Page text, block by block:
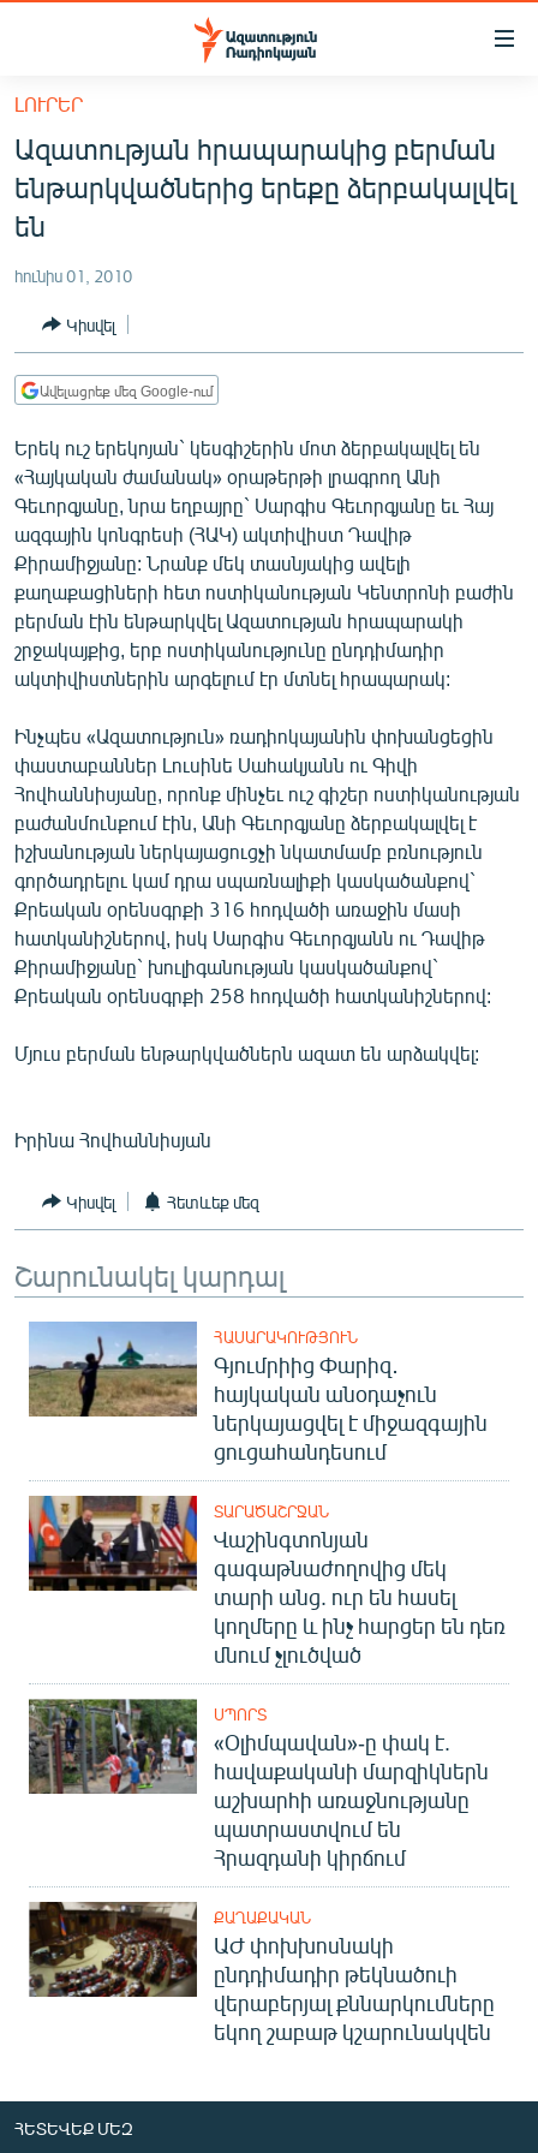
Մատչելիության
հիմնական
բովանդակությանը
Անցնել
հիմնական
մենյուին
ՀԱՅԱՍՏԱՆ
ՔԱՂԱՔԱԿԱՆ
ՀԱՍԱՐԱԿՈՒԹՅՈՒՆ
ՏՆՏԵՍՈՒԹՅՈՒՆ
ՊԱՏԵՐԱԶՄԻ 6 ՇԱԲԱԹՆԵՐԸ
ՏԱՐԱԾԱՇՐՋԱՆ
ՄԻՋԱԶԳԱՅԻՆ
ՄՇԱԿՈՒՅԹ
ՍՊՈՐՏ
ՄԵԿՆԱԲԱՆՈՒԹՅՈՒՆ
ՏՏ ԵՒ ԻՆՏԵՐՆԵՏ
ԿՈՐՈՆԱՎԻՐՈՒՍ
ԱՐԽԻՎ
ՏԵՍԱՆՅՈՒԹԵՐ
ԲԱՆԱՎԵՃ
ՁԳՏԵԼՈՎ ԼԱՎԱԳՈՒՅՆԻՆ
ՓՈԴՔԱՍԹ
Հայերեն
Русский
ՀԵՏԵՎԵՔ ՄԵԶ
«Ազատության» բոլոր կայքերը
ԼՈՒՐԵՐ
Ազատության հրապարակից բերման
ենթարկվածներից երեքը ձերբակալվել
են
հունիս 01, 2010
Կիսվել
Ավելացրեք մեզ Google-ում
Երեկ ուշ երեկոյան` կեսգիշերին մոտ ձերբակալվել են
«Հայկական ժամանակ» օրաթերթի լրագրող Անի
Գեւորգյանը, նրա եղբայրը` Սարգիս Գեւորգյանը եւ Հայ
ազգային կոնգրեսի (ՀԱԿ) ակտիվիստ Դավիթ
Քիրամիջյանը: Նրանք մեկ տասնյակից ավելի
քաղաքացիների հետ ոստիկանության Կենտրոնի բաժին
բերման էին ենթարկվել Ազատության հրապարակի
շրջակայքից, երբ ոստիկանությունը ընդդիմադիր
ակտիվիստներին արգելում էր մտնել հրապարակ:
Ինչպես «Ազատություն» ռադիոկայանին փոխանցեցին
փաստաբաններ Լուսինե Սահակյանն ու Գիվի
Հովհաննիսյանը, որոնք մինչեւ ուշ գիշեր ոստիկանության
բաժանմունքում էին, Անի Գեւորգյանը ձերբակալվել է
իշխանության ներկայացուցչի նկատմամբ բռնություն
գործադրելու կամ դրա սպառնալիքի կասկածանքով`
Քրեական օրենսգրքի 316 հոդվածի առաջին մասի
հատկանիշներով, իսկ Սարգիս Գեւորգյանն ու Դավիթ
Քիրամիջյանը` խուլիգանության կասկածանքով`
Քրեական օրենսգրքի 258 հոդվածի հատկանիշներով:
Մյուս բերման ենթարկվածներն ազատ են արձակվել:
Իրինա Հովհաննիսյան
Կիսվել Հետևեք մեզ
Շարունակել կարդալ
ՀԱՍԱՐԱԿՈՒԹՅՈՒՆ
Գյումրիից Փարիզ․
հայկական անօդաչուն
ներկայացվել է միջազգային
ցուցահանդեսում
ՏԱՐԱԾԱՇՐՋԱՆ
Վաշինգտոնյան
գագաթնաժողովից մեկ
տարի անց. ուր են հասել
կողմերը և ինչ հարցեր են դեռ
մնում չլուծված
ՍՊՈՐՏ
«Օլիմպավան»-ը փակ է.
հավաքականի մարզիկներն
աշխարհի առաջնությանը
պատրաստվում են
Հրազդանի կիրճում
ՔԱՂԱՔԱԿԱՆ
ԱԺ փոխխոսնակի
ընդդիմադիր թեկնածուի
վերաբերյալ քննարկումները
եկող շաբաթ կշարունակվեն
ՀԵՏԵՎԵՔ ՄԵԶ